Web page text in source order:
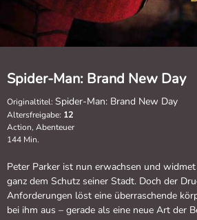
Spider-Man: Brand New Day
Originaltitel: Spider-Man: Brand New Day
Altersfreigabe: 12
Action, Abenteuer
144 Min.
Peter Parker ist nun erwachsen und
ganz dem Schutz seiner Stadt. Doch der
Anforderungen löst eine überraschende
bei ihm aus – gerade als eine neue Art der